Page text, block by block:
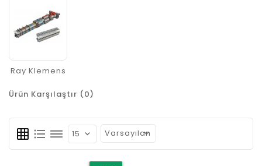
Ray Klemens
Ürün Karşılaştır (0)
grid_on format_list_bulleted dehaze